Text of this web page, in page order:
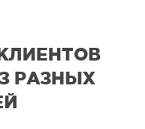
РАЗНЫХ